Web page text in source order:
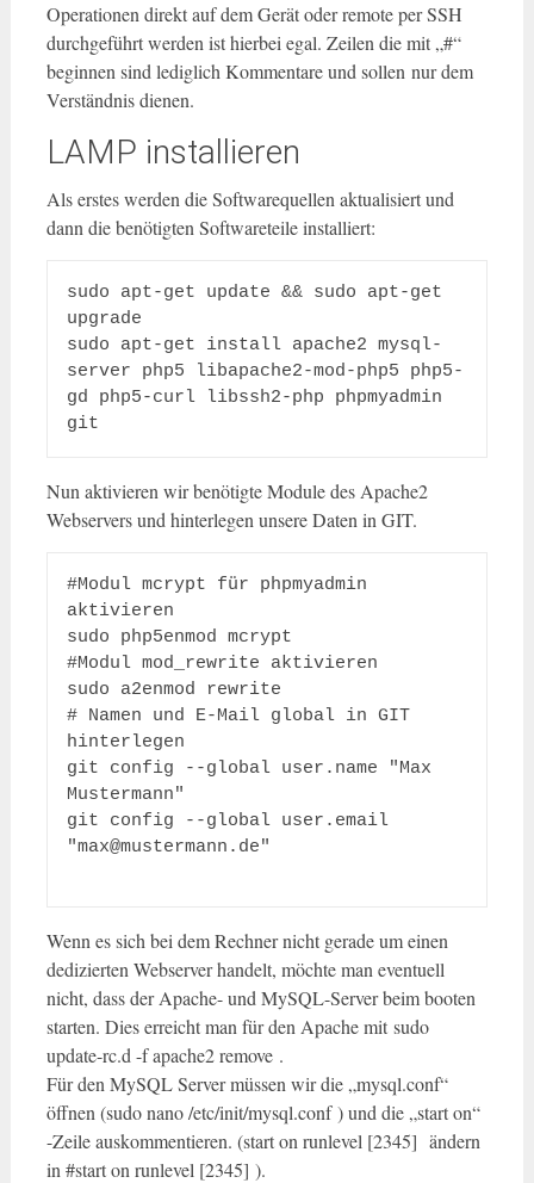
Operationen direkt auf dem Gerät oder remote per SSH
durchgeführt werden ist hierbei egal. Zeilen die mit „#“
beginnen sind lediglich Kommentare und sollen nur dem
Verständnis dienen.
LAMP installieren
Als erstes werden die Softwarequellen aktualisiert und
dann die benötigten Softwareteile installiert:
sudo apt-get update && sudo apt-get
upgrade
sudo apt-get install apache2 mysql-
server php5 libapache2-mod-php5 php5-
gd php5-curl libssh2-php phpmyadmin
git
Nun aktivieren wir benötigte Module des Apache2
Webservers und hinterlegen unsere Daten in GIT.
#Modul mcrypt für phpmyadmin
aktivieren
sudo php5enmod mcrypt
#Modul mod_rewrite aktivieren
sudo a2enmod rewrite
# Namen und E-Mail global in GIT
hinterlegen
git config --global user.name "Max
Mustermann"
git config --global user.email
"max@mustermann.de"
Wenn es sich bei dem Rechner nicht gerade um einen
dedizierten Webserver handelt, möchte man eventuell
nicht, dass der Apache- und MySQL-Server beim booten
starten. Dies erreicht man für den Apache mit sudo
update-rc.d -f apache2 remove.
Für den MySQL Server müssen wir die „mysql.conf“
öffnen (sudo nano /etc/init/mysql.conf) und die „start on“
-Zeile auskommentieren. (start on runlevel [2345] ändern
in #start on runlevel [2345] ).